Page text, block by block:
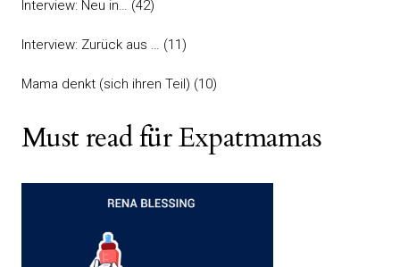
Interview: Neu in… (42)
Interview: Zurück aus … (11)
Mama denkt (sich ihren Teil) (10)
Must read für Expatmamas